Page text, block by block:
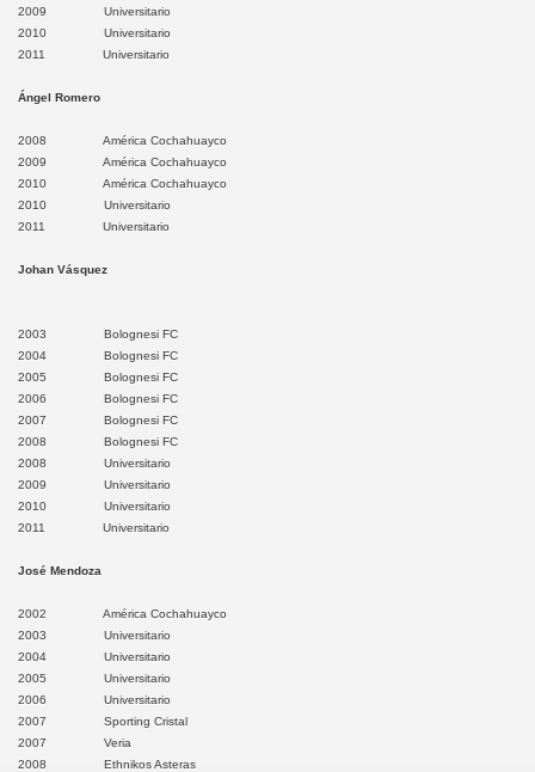
2009 Universitario
2010 Universitario
2011 Universitario
Ángel Romero
2008 América Cochahuayco
2009 América Cochahuayco
2010 América Cochahuayco
2010 Universitario
2011 Universitario
Johan Vásquez
2003 Bolognesi FC
2004 Bolognesi FC
2005 Bolognesi FC
2006 Bolognesi FC
2007 Bolognesi FC
2008 Bolognesi FC
2008 Universitario
2009 Universitario
2010 Universitario
2011 Universitario
José Mendoza
2002 América Cochahuayco
2003 Universitario
2004 Universitario
2005 Universitario
2006 Universitario
2007 Sporting Cristal
2007 Veria
2008 Ethnikos Asteras